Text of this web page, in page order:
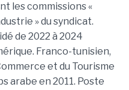
les commissions «
» du syndicat.
de 2022 à 2024
Franco-tunisien,
et du Tourisme
arabe en 2011. Poste